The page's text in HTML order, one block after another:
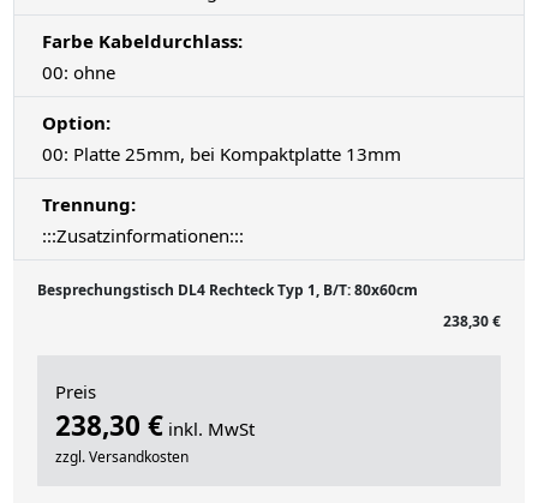
Farbe Kabeldurchlass:
00: ohne
Option:
00: Platte 25mm, bei Kompaktplatte 13mm
Trennung:
:::Zusatzinformationen:::
Besprechungstisch DL4 Rechteck Typ 1, B/T: 80x60cm
238,30 €
Preis
238,30 € inkl. MwSt
zzgl. Versandkosten